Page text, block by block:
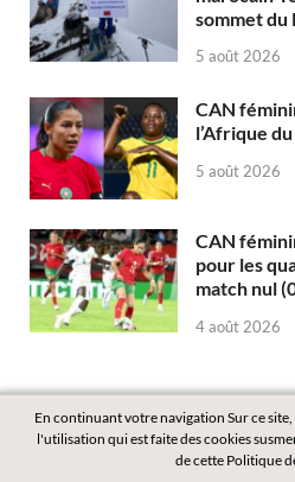
sommet du
5 août 2026
CAN
l’Afrique
5 août 2026
CAN
pour les
match nul
4 août 2026
En continuant votre navigation Sur ce
l'utilisation qui est faite des cookies
de cette Politique